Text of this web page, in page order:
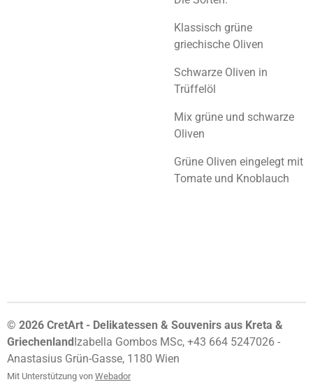
Klassisch grüne
griechische Oliven
Schwarze Oliven in
Trüffelöl
Mix grüne und schwarze
Oliven
Grüne Oliven eingelegt mit
Tomate und Knoblauch
© 2026 CretArt - Delikatessen & Souvenirs aus Kreta &
GriechenlandIzabella Gombos MSc, +43 664 5247026 -
Anastasius Grün-Gasse, 1180 Wien
Mit Unterstützung von Webador